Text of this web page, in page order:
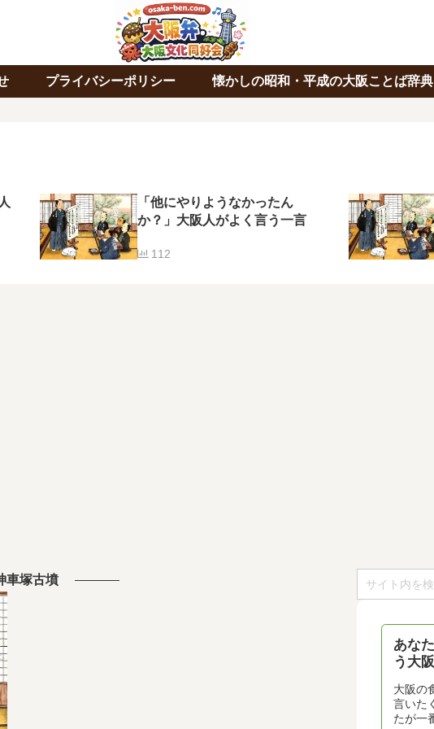
プライバシーポリシー 懐かしの昭和・平成の大阪ことば辞典
「他にやりようなかったん
か？」大阪人がよく言う一言
112
車塚古墳